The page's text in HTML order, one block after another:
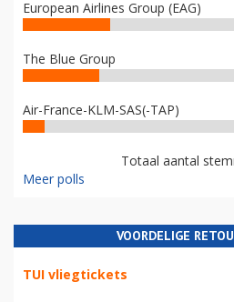
European Airlines Group (EAG)
The Blue Group
Air-France-KLM-SAS(-TAP)
Totaal aantal
Meer polls
VOORDELIGE
TUI vliegtickets